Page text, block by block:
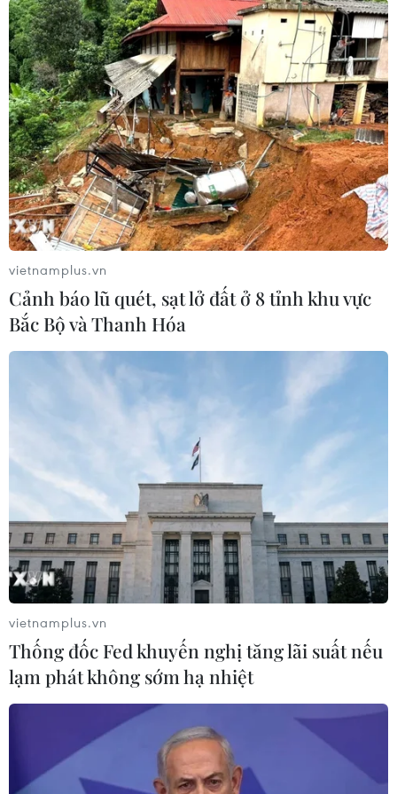
TIN LIÊN QUAN
Các nhà khoa học Nga và Thụy Điển tìm ra
cách diệt tế bào ung thư
Nếu các thử nghiệm thành công, giới khoa học hy vọng
sẽ tạo ra được một thế hệ thuốc chống ung thư mới có
hiệu quả hơn nhiều so với liệu pháp hóa trị hay xạ trị
hiện nay.
vietnamplus.vn
Cảnh báo lũ quét, sạt lở đất ở 8 tỉnh khu vực
Bắc Bộ và Thanh Hóa
vietnamplus.vn
Thống đốc Fed khuyến nghị tăng lãi suất nếu
lạm phát không sớm hạ nhiệt